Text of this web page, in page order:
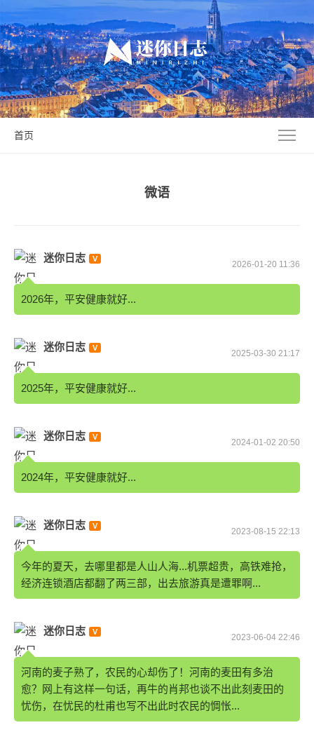
首页
微语
迷你日志
2026-01-20 11:36
2026年，平安健康就好...
迷你日志
2025-03-30 21:17
2025年，平安健康就好...
迷你日志
2024-01-02 20:50
2024年，平安健康就好...
迷你日志
2023-08-15 22:13
今年的夏天，去哪里都是人山人海...机票超贵，高铁难抢，
经济连锁酒店都翻了两三部，出去旅游真是遭罪啊...
迷你日志
2023-06-04 22:46
河南的麦子熟了，农民的心却伤了！河南的麦田有多治
愈？网上有这样一句话，再牛的肖邦也谈不出此刻麦田的
忧伤，在忧民的杜甫也写不出此时农民的惆怅...